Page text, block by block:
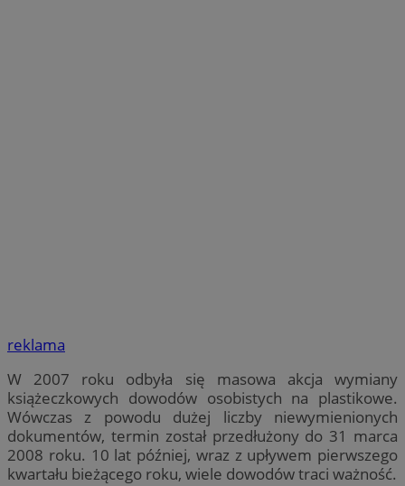
reklama
W 2007 roku odbyła się masowa akcja wymiany
książeczkowych dowodów osobistych na plastikowe.
Wówczas z powodu dużej liczby niewymienionych
dokumentów, termin został przedłużony do 31 marca
2008 roku. 10 lat później, wraz z upływem pierwszego
kwartału bieżącego roku, wiele dowodów traci ważność.